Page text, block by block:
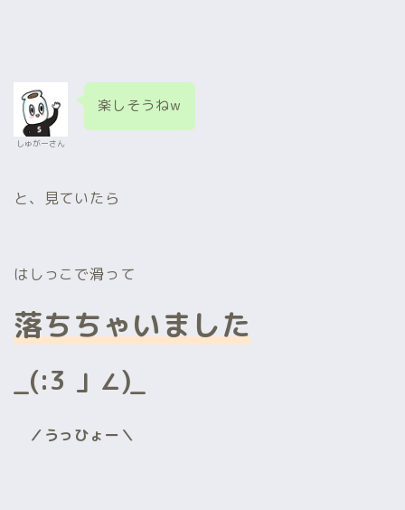
しゅがーさん
楽しそうねw
と、見ていたら
はしっこで滑って
落ちちゃいました
_(:3 」∠)_
／うっひょー＼